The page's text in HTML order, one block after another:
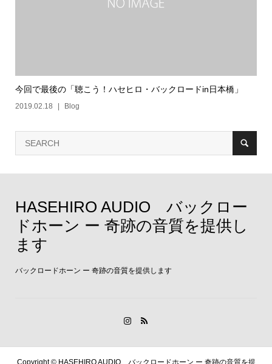
今回で最後の「聴こう！ハセヒロ・バックロードin日本橋」
2019.02.18 Blog
HASEHIRO AUDIO バックロー
ドホーン ー 奇跡の音質を提供し
ます
バックロードホーン ー 奇跡の音質を提供します
Copyright ©HASEHIRO AUDIO バックロードホーン ー 奇跡の音質を提